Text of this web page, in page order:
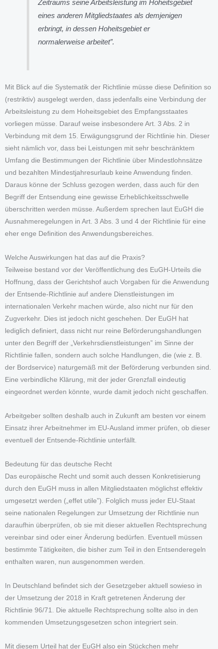
Zeitraums seine Arbeitsleistung im Hoheitsgebiet
eines anderen Mitgliedstaates als demjenigen
erbringt, in dessen Hoheitsgebiet er
normalerweise arbeitet”.
Mit Blick auf die Systematik der Richtlinie müsse diese Definition so
(restriktiv) ausgelegt werden, dass jedenfalls eine Verbindung der
Arbeitsleistung zu dem Hoheitsgebiet des Empfangsstaates
vorliegen müsse. Darauf weise insbesondere Art. 3 Abs. 2 in
Verbindung mit dem 15. Erwägungsgrund der Richtlinie hin. Dieser
sieht nämlich vor, dass bei Leistungen mit sehr beschränktem
Umfang die Bestimmungen der Richtlinie über Mindestlohnsätze
und bezahlten Mindestjahresurlaub keine Anwendung finden.
Daraus könne der Schluss gezogen werden, dass auch für den
Begriff der Entsendung eine gewisse Erheblichkeitsschwelle
überschritten werden müsse. Außerdem sprechen laut EuGH die
Ausnahmeregelungen in Art. 3 Abs. 3 und 4 der Richtlinie für eine
eher enge Definition des Anwendungsbereiches.
Welche Auswirkungen hat das auf die Praxis?
Teilweise bestand vor der Veröffentlichung des EuGH-Urteils die
Hoffnung, dass der Gerichtshof auch Vorgaben für die Anwendung
der Entsende-Richtlinie auf andere Dienstleistungen im
internationalen Verkehr machen würde, also nicht nur für den
Zugverkehr. Dies ist jedoch nicht geschehen. Der EuGH hat
lediglich definiert, dass nicht nur reine Beförderungshandlungen
unter den Begriff der „Verkehrsdienstleistungen” im Sinne der
Richtlinie fallen, sondern auch solche Handlungen, die (wie z. B.
der Bordservice) naturgemäß mit der Beförderung verbunden sind.
Eine verbindliche Klärung, mit der jeder Grenzfall eindeutig
eingeordnet werden könnte, wurde damit jedoch nicht geschaffen.
Arbeitgeber sollten deshalb auch in Zukunft am besten vor einem
Einsatz ihrer Arbeitnehmer im EU-Ausland immer prüfen, ob dieser
eventuell der Entsende-Richtlinie unterfällt.
Bedeutung für das deutsche Recht
Das europäische Recht und somit auch dessen Konkretisierung
durch den EuGH muss in allen Mitgliedstaaten möglichst effektiv
umgesetzt werden („effet utile”). Folglich muss jeder EU-Staat
seine nationalen Regelungen zur Umsetzung der Richtlinie nun
daraufhin überprüfen, ob sie mit dieser aktuellen Rechtsprechung
vereinbar sind oder einer Änderung bedürfen. Eventuell müssen
bestimmte Tätigkeiten, die bisher zum Teil in den Entsenderegeln
enthalten waren, nun ausgenommen werden.
In Deutschland befindet sich der Gesetzgeber aktuell sowieso in
der Umsetzung der 2018 in Kraft getretenen Änderung der
Richtlinie 96/71. Die aktuelle Rechtsprechung sollte also in den
kommenden Umsetzungsgesetzen schon integriert sein.
Mit diesem Urteil hat der EuGH also ein Stückchen mehr